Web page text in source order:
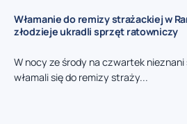
Włamanie do remizy strażackiej w
złodzieje ukradli sprzęt ratowniczy
W nocy ze środy na czwartek
włamali się do remizy straży...